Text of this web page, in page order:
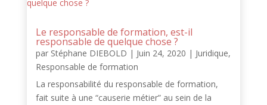
Le responsable de formation, est-il
responsable de quelque chose ?
par Stéphane DIEBOLD | Juin 24, 2020 | Juridique,
Responsable de formation
La responsabilité du responsable de formation,
fait suite à une “causerie métier” au sein de la